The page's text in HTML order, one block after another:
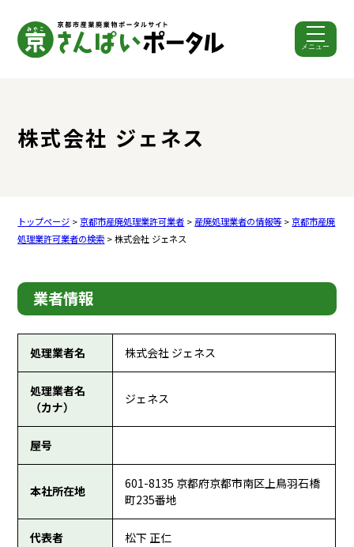
メニュー
株式会社 ジェネス
トップページ >京都市産廃処理業許可業者 > 産廃処理業者の情報等>京都市産廃
処理業許可業者の検索 > 株式会社 ジェネス
業者情報
処理業者名 株式会社 ジェネス
処理業者名
（カナ）
ジェネス
屋号
本社所在地
601-8135 京都府京都市南区上鳥羽石橋
町235番地
代表者 松下 正仁